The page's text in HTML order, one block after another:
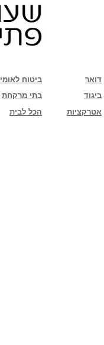
ביטוח לאומי
דואר
בתי מרקחת
ביגוד
הכל לבית אטרקציות